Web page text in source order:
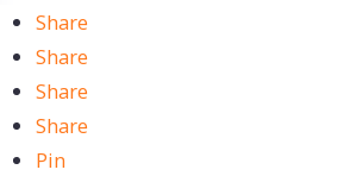
Share
Share
Share
Share
Pin